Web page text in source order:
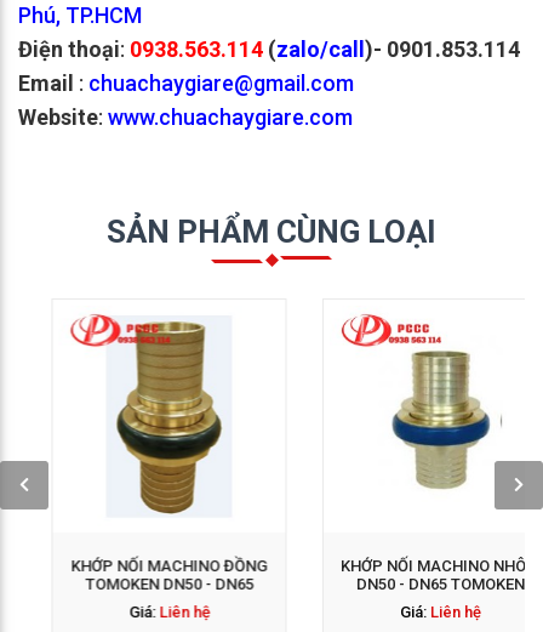
Phú, TP.HCM
Điện thoại: 0938.563.114 (zalo/call )- 0901.853.114
Email : chuachaygiare@gmail.com
Website: www.chuachaygiare.com
SẢN PHẨM CÙNG LOẠI
KHỚP NỐI MACHINO ĐỒNG
TOMOKEN DN50 - DN65
Liên hệ
GỌI NGAY: 0938 563
KHỚP NỐI MACHINO NHÔM
DN50 - DN65 TOMOKEN
Liên hệ
GỌI NGAY: 0938 563